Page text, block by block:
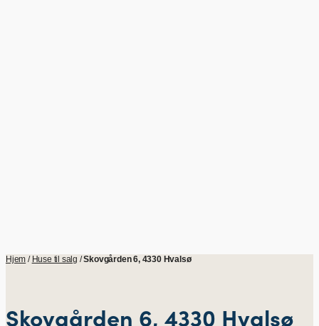
Hjem / Huse til salg /Skovgården 6, 4330 Hvalsø
Skovgården 6, 4330 Hvalsø